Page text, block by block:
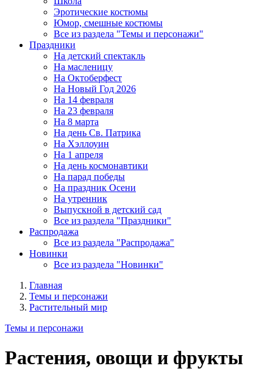
Эротические костюмы
Юмор, смешные костюмы
Все из раздела "Темы и персонажи"
Праздники
На детский спектакль
На масленицу
На Октоберфест
На Новый Год 2026
На 14 февраля
На 23 февраля
На 8 марта
На день Св. Патрика
На Хэллоуин
На 1 апреля
На день космонавтики
На парад победы
На праздник Осени
На утренник
Выпускной в детский сад
Все из раздела "Праздники"
Распродажа
Все из раздела "Распродажа"
Новинки
Все из раздела "Новинки"
Главная
Темы и персонажи
Растительный мир
Темы и персонажи
Растения, овощи и фрукты